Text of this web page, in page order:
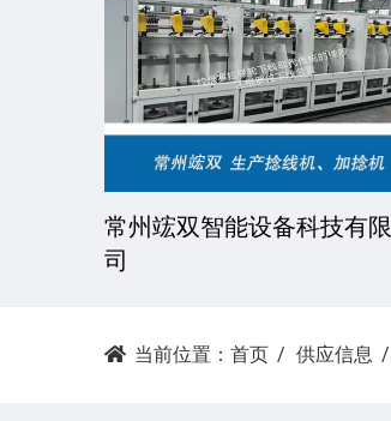
湘潭科达机械设备有限公司
当前位置： 首页 供应信息